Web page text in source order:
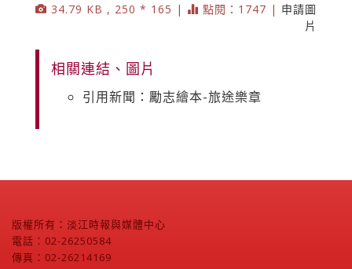
34.79 KB , 250 * 165 | 點閱：1747 | 申請圖
片
相關連結、圖片
引用新聞：勵志繪本-旅途樂章
版權所有：淡江時報與媒體中心
電話：02-26250584
傳真：02-26214169